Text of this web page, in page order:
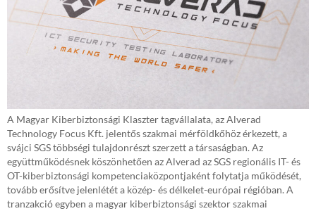
A Magyar Kiberbiztonsági Klaszter tagvállalata, az Alverad
Technology Focus Kft. jelentős szakmai mérföldkőhöz érkezett, a
svájci SGS többségi tulajdonrészt szerzett a társaságban. Az
együttműködésnek köszönhetően az Alverad az SGS regionális IT- és
OT-kiberbiztonsági kompetenciaközpontjaként folytatja működését,
tovább erősítve jelenlétét a közép- és délkelet-európai régióban. A
tranzakció egyben a magyar kiberbiztonsági szektor szakmai